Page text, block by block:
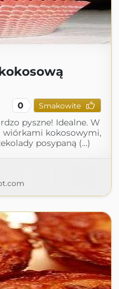
0 Smakowite
pyszne! Idealne. W
kokosowymi,
posypaną (...)